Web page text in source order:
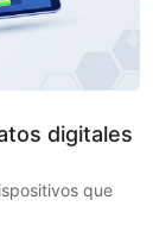
digitales
que